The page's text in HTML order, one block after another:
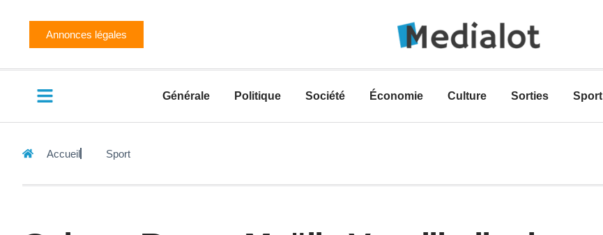
Annonces légales
Générale Politique Société Économie Culture Sorties Sport
Accueil Sport